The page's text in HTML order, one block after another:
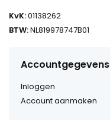
KvK:01138262
BTW:NL819978747B01
Accountgegevens
Inloggen
Account aanmaken